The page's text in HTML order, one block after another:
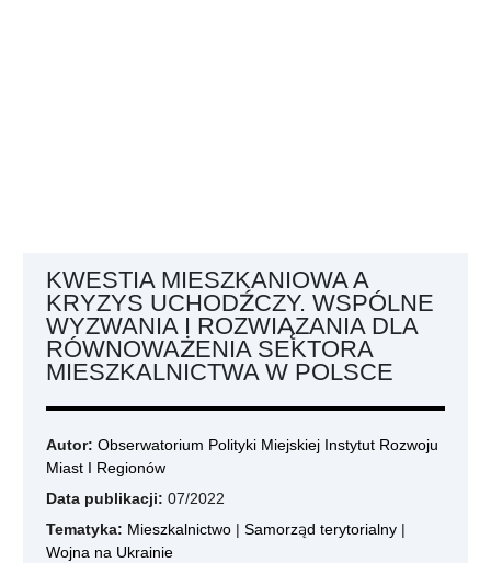
KWESTIA MIESZKANIOWA A
KRYZYS UCHODŹCZY. WSPÓLNE
WYZWANIA I ROZWIĄZANIA DLA
RÓWNOWAŻENIA SEKTORA
MIESZKALNICTWA W POLSCE
Autor: Obserwatorium Polityki Miejskiej Instytut Rozwoju
Miast I Regionów
Data publikacji: 07/2022
Tematyka: Mieszkalnictwo | Samorząd terytorialny |
Wojna na Ukrainie